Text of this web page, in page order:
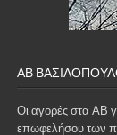
ΑΒ
Οι αγορές στα ΑΒ
επωφελήσου των